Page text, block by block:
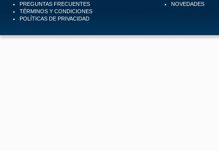
PREGUNTAS FRECUENTES
TÉRMINOS Y CONDICIONES
POLÍTICAS DE PRIVACIDAD
NOVEDADES